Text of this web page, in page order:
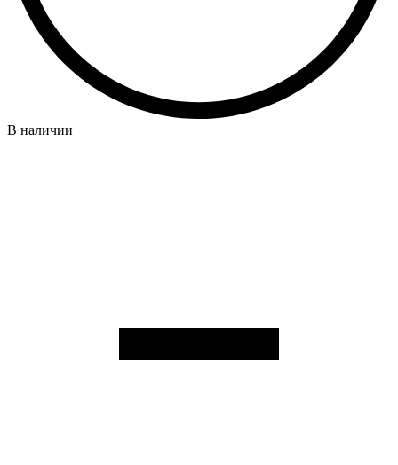
В наличии